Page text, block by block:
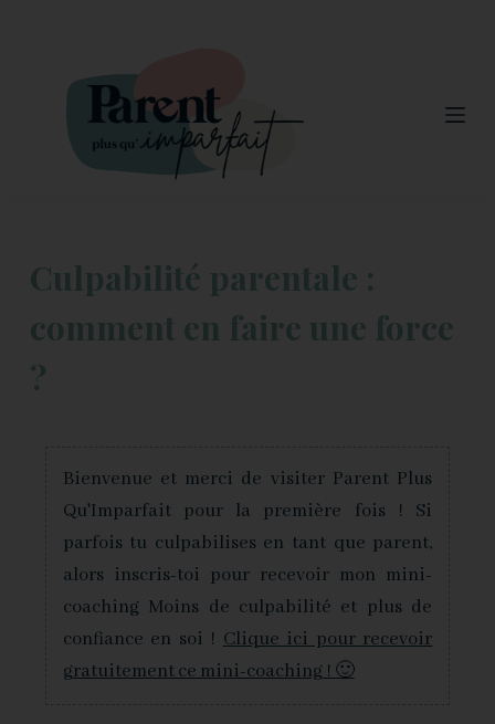
Culpabilité parentale :
comment en faire une force
?
Bienvenue et merci de visiter Parent Plus
Qu'Imparfait pour la première fois ! Si
parfois tu culpabilises en tant que parent,
alors inscris-toi pour recevoir mon mini-
coaching Moins de culpabilité et plus de
confiance en soi ! Clique ici pour recevoir
gratuitement ce mini-coaching ! 🙂